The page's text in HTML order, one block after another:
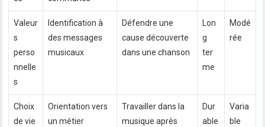
Valeur
s
perso
nnelle
s
Identification à
des messages
musicaux
Défendre une
cause découverte
dans une chanson
Lon
g
ter
me
Modé
rée
Choix
de vie
Orientation vers
un métier
Travailler dans la
musique après
Dur
able
Varia
ble